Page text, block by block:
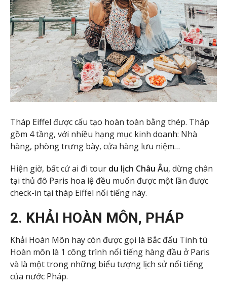
Tháp Eiffel được cấu tạo hoàn toàn bằng thép. Tháp
gồm 4 tầng, với nhiều hạng mục kinh doanh: Nhà
hàng, phòng trưng bày, cửa hàng lưu niệm…
Hiện giờ, bất cứ ai đi tour du lịch Châu Âu, dừng chân
tại thủ đô Paris hoa lệ đều muốn được một lần được
check-in tại tháp Eiffel nổi tiếng này.
2. KHẢI HOÀN MÔN, PHÁP
Khải Hoàn Môn hay còn được gọi là Bắc đẩu Tinh tú
Hoàn môn là 1 công trình nổi tiếng hàng đầu ở Paris
và là một trong những biểu tượng lịch sử nổi tiếng
của nước Pháp.